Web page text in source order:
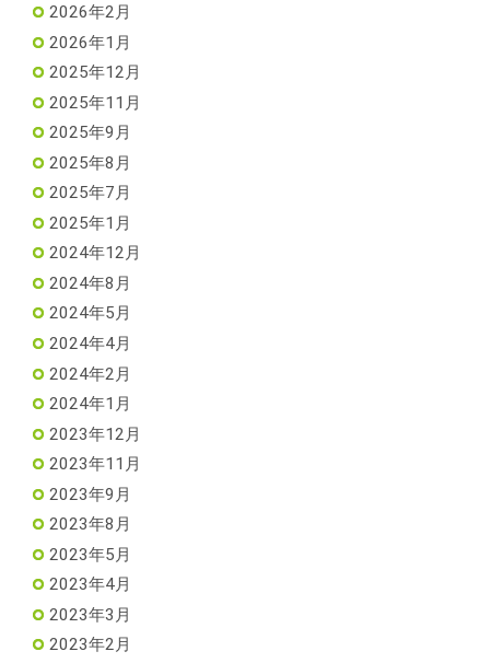
2026年2月
2026年1月
2025年12月
2025年11月
2025年9月
2025年8月
2025年7月
2025年1月
2024年12月
2024年8月
2024年5月
2024年4月
2024年2月
2024年1月
2023年12月
2023年11月
2023年9月
2023年8月
2023年5月
2023年4月
2023年3月
2023年2月